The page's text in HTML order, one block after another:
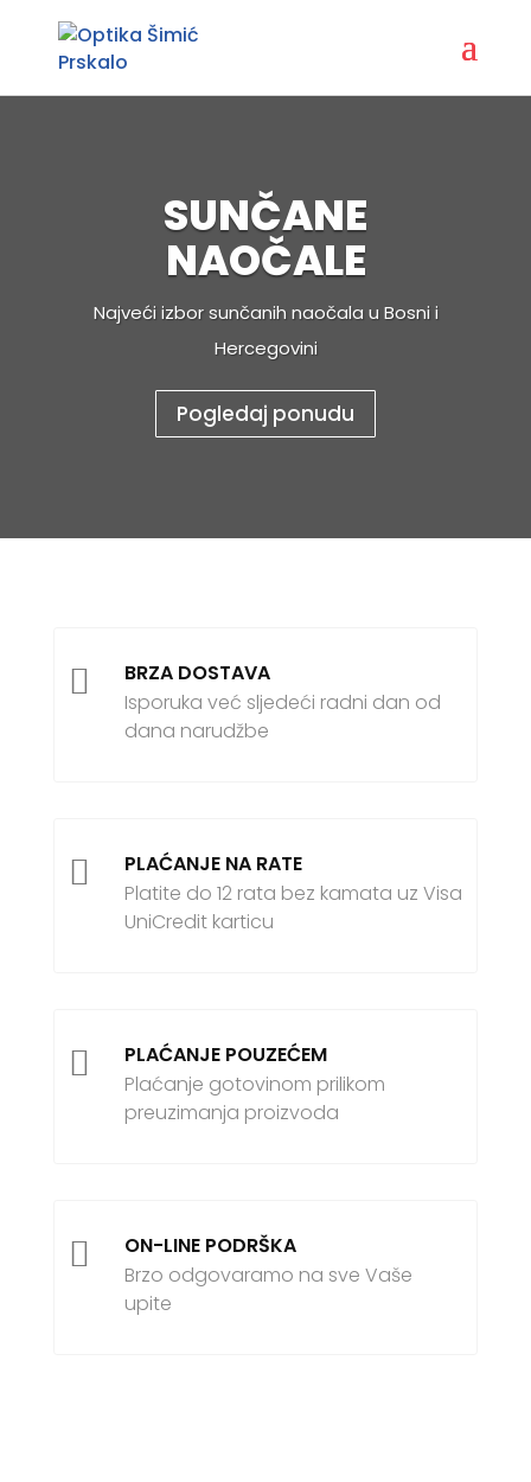
SUNČANE
NAOČALE
Najveći izbor sunčanih naočala u Bosni i
Hercegovini
Pogledaj ponudu

BRZA DOSTAVA
Isporuka već sljedeći radni dan od
dana narudžbe

PLAĆANJE NA RATE
Platite do 12 rata bez kamata uz Visa
UniCredit karticu

PLAĆANJE POUZEĆEM
Plaćanje gotovinom prilikom
preuzimanja proizvoda

ON-LINE PODRŠKA
Brzo odgovaramo na sve Vaše
upite